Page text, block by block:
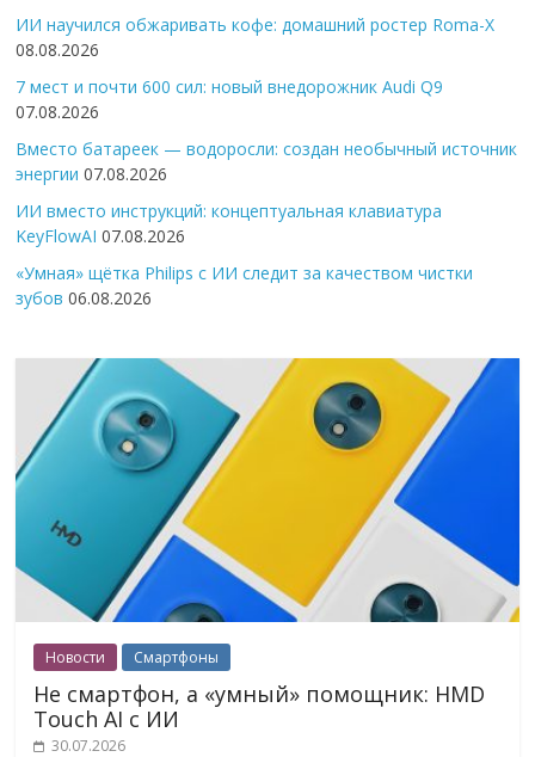
ИИ научился обжаривать кофе: домашний ростер Roma-X
08.08.2026
7 мест и почти 600 сил: новый внедорожник Audi Q9
07.08.2026
Вместо батареек — водоросли: создан необычный источник
энергии 07.08.2026
ИИ вместо инструкций: концептуальная клавиатура
KeyFlowAI 07.08.2026
«Умная» щётка Philips с ИИ следит за качеством чистки
зубов 06.08.2026
Новости Смартфоны
Не смартфон, а «умный» помощник: HMD
Touch AI с ИИ
30.07.2026